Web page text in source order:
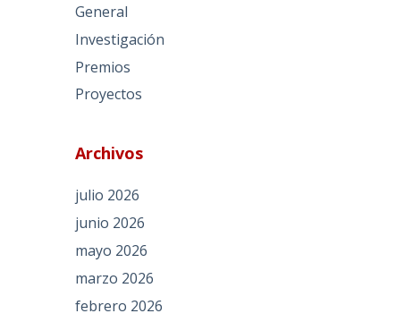
General
Investigación
Premios
Proyectos
Archivos
julio 2026
junio 2026
mayo 2026
marzo 2026
febrero 2026